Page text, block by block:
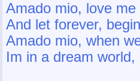
Amado mio, love me
And let forever,
Amado mio, when
Im in a dream